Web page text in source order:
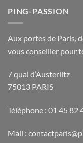
PING-PASSION
Aux portes de Paris,
vous conseiller pour
7 quai d’Austerlitz
75013 PARIS
Téléphone : 01 45 82
Mail :